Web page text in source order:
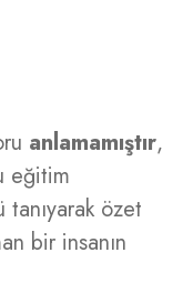
anlamamıştır,
eğitim
özet
bir insanın